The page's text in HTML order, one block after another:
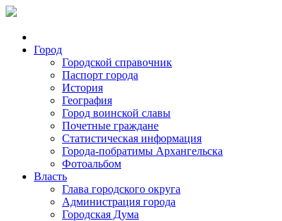
Город
Городской справочник
Паспорт города
История
География
Город воинской славы
Почетные граждане
Статистическая информация
Города-побратимы Архангельска
Фотоальбом
Власть
Глава городского округа
Администрация города
Городская Дума